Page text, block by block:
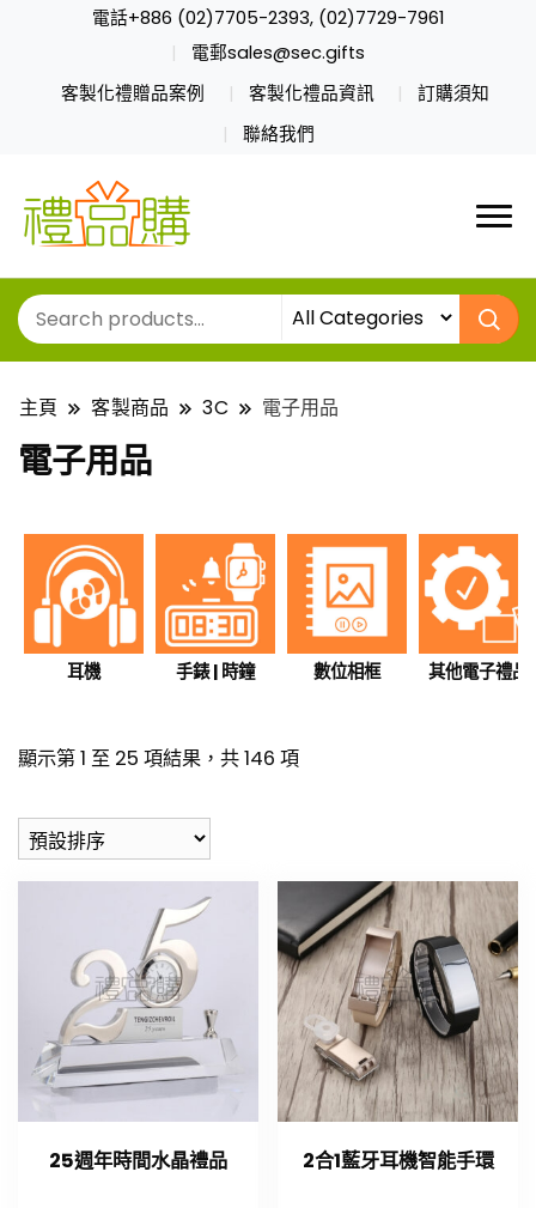
電話+886 (02)7705-2393, (02)7729-7961
電郵sales@sec.gifts
客製化禮贈品案例
客製化禮品資訊
訂購須知
聯絡我們
主頁 客製商品 3C 電子用品
電子用品
耳機 手錶 | 時鐘 數位相框 其他電子禮品
顯示第 1 至 25 項結果，共 146 項
25週年時間水晶禮品 2合1藍牙耳機智能手環